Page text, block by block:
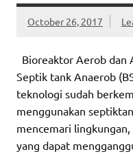
October 26, 2017
Bioreaktor Aerob dan
Septik tank Anaerob
teknologi sudah
menggunakan
mencemari
yang dapat